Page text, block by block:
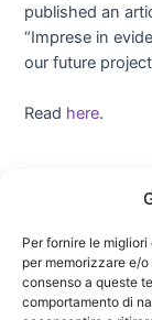
Per fornire le
per memorizzare e/
consenso a queste
comportamento di
published an
“Imprese in
our future
Read here.